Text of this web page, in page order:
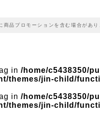
商品プロモーションを含む場合があり
in /home/c5438350/
themes/jin-child/
in /home/c5438350/
themes/jin-child/